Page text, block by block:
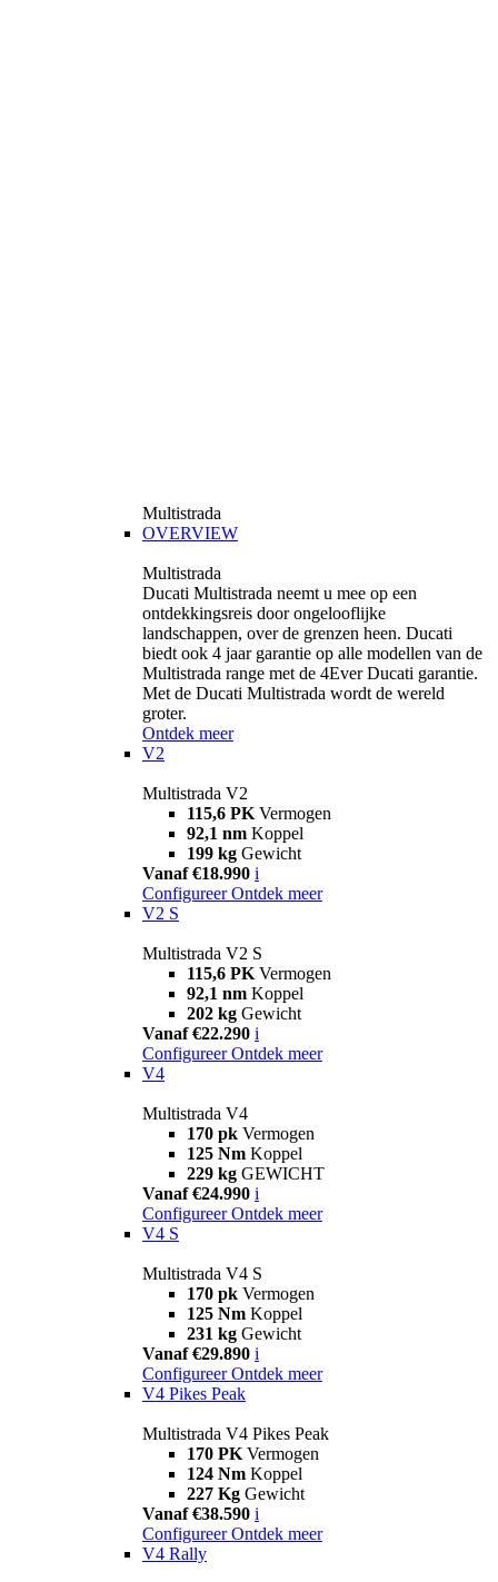
Multistrada
OVERVIEW
Multistrada
Ducati Multistrada neemt u mee op een
ontdekkingsreis door ongelooflijke
landschappen, over de grenzen heen. Ducati
biedt ook 4 jaar garantie op alle modellen van de
Multistrada range met de 4Ever Ducati garantie.
Met de Ducati Multistrada wordt de wereld
groter.
Ontdek meer
V2
Multistrada V2
115,6 PK Vermogen
92,1 nm Koppel
199 kg Gewicht
Vanaf €18.990 i
Configureer Ontdek meer
V2 S
Multistrada V2 S
115,6 PK Vermogen
92,1 nm Koppel
202 kg Gewicht
Vanaf €22.290 i
Configureer Ontdek meer
V4
Multistrada V4
170 pk Vermogen
125 Nm Koppel
229 kg GEWICHT
Vanaf €24.990 i
Configureer Ontdek meer
V4 S
Multistrada V4 S
170 pk Vermogen
125 Nm Koppel
231 kg Gewicht
Vanaf €29.890 i
Configureer Ontdek meer
V4 Pikes Peak
Multistrada V4 Pikes Peak
170 PK Vermogen
124 Nm Koppel
227 Kg Gewicht
Vanaf €38.590 i
Configureer Ontdek meer
V4 Rally